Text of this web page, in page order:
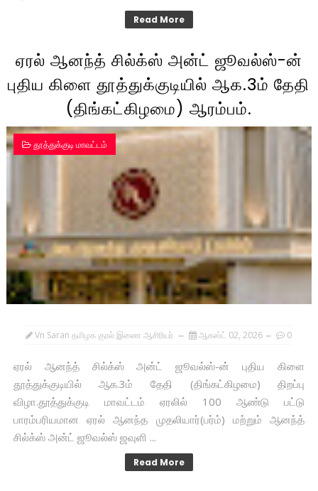
Read More
ஏரல் ஆனந்த் சில்க்ஸ் அன்ட் ஜூவல்ஸ்-ன்
புதிய கிளை தூத்துக்குடியில் ஆக.3ம் தேதி
(திங்கட்கிழமை) ஆரம்பம்.
தூத்துக்குடி மாவட்டம்
Vn Saran தமிழக குரல் இணை ஆசிரியர் ஆகஸ்ட் 02, 2026 0
ஏரல் ஆனந்த் சில்க்ஸ் அன்ட் ஜூவல்ஸ்-ன் புதிய கிளை
தூத்துக்குடியில் ஆக.3ம் தேதி (திங்கட்கிழமை) திறப்பு
விழா.தூத்துக்குடி மாவட்டம் ஏரலில் 100 ஆண்டு பட்டு
பாரம்பரியமான ஏரல் ஆனந்த முதலியார்(பர்ம்) மற்றும் ஆனந்த்
சில்க்ஸ் அன்ட் ஜூவல்ஸ் ஜவுளி ...
Read More